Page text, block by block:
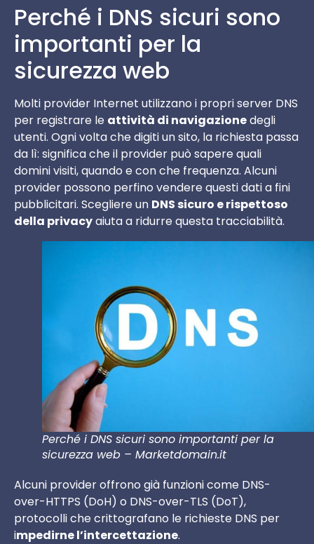
Perché i DNS sicuri sono
importanti per la
sicurezza web
Molti provider Internet utilizzano i propri server DNS
per registrare le attività di navigazionedegli
utenti. Ogni volta che digiti un sito, la richiesta passa
da lì: significa che il provider può sapere quali
domini visiti, quando e con che frequenza. Alcuni
provider possono perfino vendere questi dati a fini
pubblicitari. Scegliere un DNS sicuro e rispettoso
della privacyaiuta a ridurre questa tracciabilità.
Perché i DNS sicuri sono importanti per la
sicurezza web – Marketdomain.it
Alcuni provider offrono già funzioni come DNS-
over-HTTPS (DoH) o DNS-over-TLS (DoT),
protocolli che crittografano le richieste DNS per
impedirne l’intercettazione.